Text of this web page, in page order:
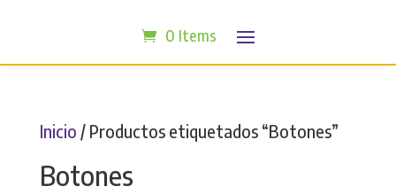
0 Items
Inicio / Productos etiquetados “Botones”
Botones